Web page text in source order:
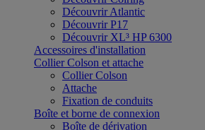
Découvrir Atlantic
Découvrir P17
Découvrir XL³ HP 6300
Accessoires d'installation
Collier Colson et attache
Collier Colson
Attache
Fixation de conduits
Boîte et borne de connexion
Boîte de dérivation